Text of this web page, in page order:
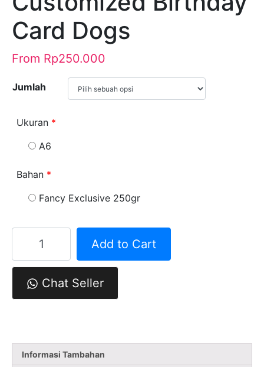
Card Dogs
From Rp250.000
Jumlah
Ukuran *
A6
Bahan *
Fancy Exclusive 250gr
Customized
Birthday
Card
Dogs
Add to Cart
Chat Seller
Informasi Tambahan